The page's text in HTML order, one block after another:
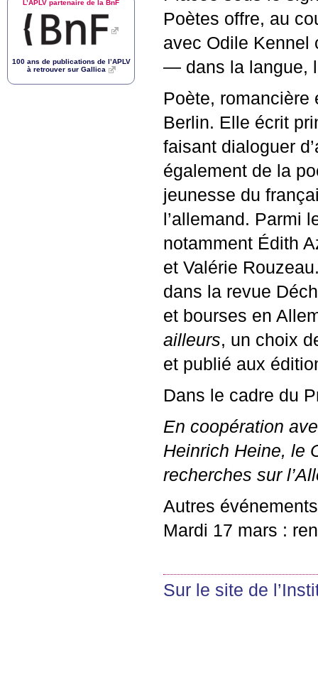
Poètes offre, au
avec Odile Kennel
— dans la langue,
Poète, romancière
Berlin. Elle écrit
faisant dialoguer
également de la
jeunesse du
l’allemand. Parmi
notamment Édith
et Valérie
dans la revue
et bourses en
ailleurs, un choix
et publié aux
Dans le cadre du
En coopération
Heinrich Heine, le
recherches sur
Autres
Mardi 17 mars :
Sur le site de
L’APLV partenaire de la BnF
100 ans de publications de l’APLV
à retrouver sur Gallica